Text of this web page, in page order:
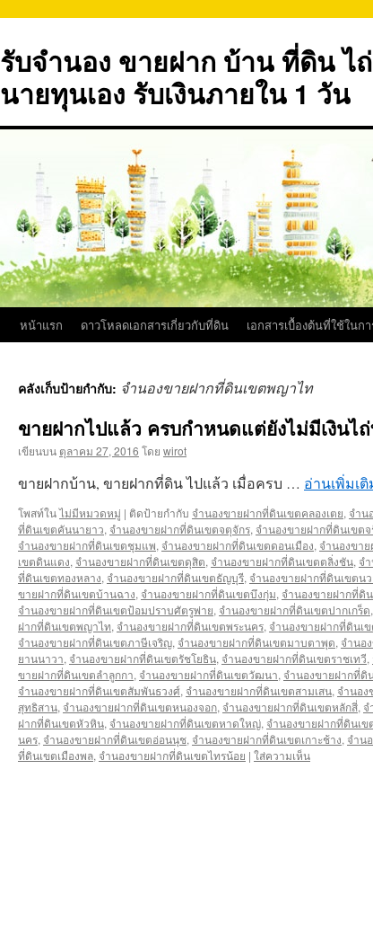
ยัง
เนื้อหา
รับจำนอง ขายฝาก บ้าน ที่ดิน ไ
นายทุนเอง รับเงินภายใน 1 วัน
หน้าแรก ดาวโหลดเอกสารเกี่ยวกับที่ดิน เอกสารเบื้องต้นที่ใช้ในก
คลังเก็บป้ายกำกับ: จำนองขายฝากที่ดินเขตพญาไท
ขายฝากไปแล้ว ครบกำหนดแต่ยังไม่มีเงินไ
เขียนบน ตุลาคม 27, 2016 โดย wirot
ขายฝากบ้าน, ขายฝากที่ดิน ไปแล้ว เมื่อครบ … อ่านเพิ่มเติ
โพสท์ในไม่มีหมวดหมู่ | ติดป้ายกำกับ จำนองขายฝากที่ดินเขตคลองเตย, จำน
ที่ดินเขตคันนายาว, จำนองขายฝากที่ดินเขตจตุจักร, จำนองขายฝากที่ดินเขต
จำนองขายฝากที่ดินเขตชุมแพ, จำนองขายฝากที่ดินเขตดอนเมือง, จำนองขา
เขตดินแดง, จำนองขายฝากที่ดินเขตดุสิต, จำนองขายฝากที่ดินเขตตลิ่งชัน, จ
ที่ดินเขตทองหลาง, จำนองขายฝากที่ดินเขตธัญบุรี, จำนองขายฝากที่ดินเขตน
ขายฝากที่ดินเขตบ้านฉาง, จำนองขายฝากที่ดินเขตบึงกุ่ม, จำนองขายฝากที่ดิน
จำนองขายฝากที่ดินเขตป้อมปราบศัตรูพ่าย, จำนองขายฝากที่ดินเขตปากเกร็ด,
ฝากที่ดินเขตพญาไท, จำนองขายฝากที่ดินเขตพระนคร, จำนองขายฝากที่ดินเ
จำนองขายฝากที่ดินเขตภาษีเจริญ, จำนองขายฝากที่ดินเขตมาบตาพุด, จำนอ
ยานนาวา, จำนองขายฝากที่ดินเขตรัชโยธิน, จำนองขายฝากที่ดินเขตราชเทวี,
ขายฝากที่ดินเขตลำลูกกา, จำนองขายฝากที่ดินเขตวัฒนา, จำนองขายฝากที่ดิ
จำนองขายฝากที่ดินเขตสัมพันธวงศ์, จำนองขายฝากที่ดินเขตสามเสน, จำนอง
สุทธิสาน, จำนองขายฝากที่ดินเขตหนองจอก, จำนองขายฝากที่ดินเขตหลักสี่, จ
ฝากที่ดินเขตหัวหิน, จำนองขายฝากที่ดินเขตหาดใหญ่, จำนองขายฝากที่ดินเข
นคร, จำนองขายฝากที่ดินเขตอ่อนนุช, จำนองขายฝากที่ดินเขตเกาะช้าง, จำน
ที่ดินเขตเมืองพล, จำนองขายฝากที่ดินเขตไทรน้อย | ใส่ความเห็น